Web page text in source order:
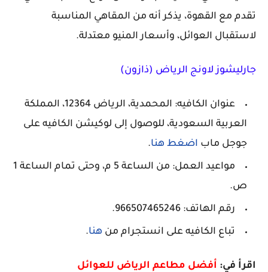
تقدم مع القهوة، يذكر أنه من المقاهي المناسبة
لاستقبال العوائل، وأسعار المنيو معتدلة.
جارليشوز لاونج الرياض (ذازون)‏
عنوان الكافيه: المحمدية، الرياض 12364، المملكة
العربية السعودية، للوصول إلى لوكيشن الكافيه على
جوجل ماب اضغط هنا.
مواعيد العمل: من الساعة 5 م، وحتى تمام الساعة 1
ص.
رقم الهاتف: 966507465246.
تباع الكافيه على انستجرام من هنا.
اقرأ في: أفضل مطاعم الرياض للعوائل